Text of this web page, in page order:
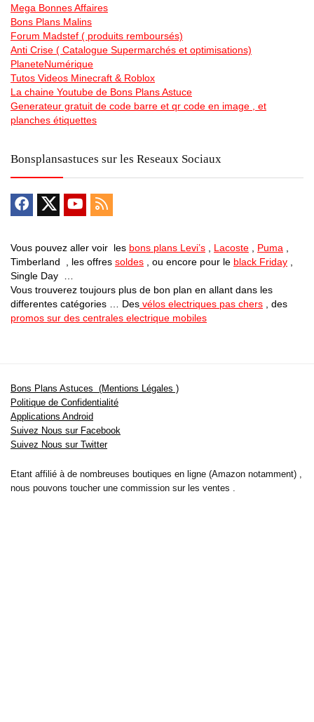
Mega Bonnes Affaires
Bons Plans Malins
Forum Madstef ( produits remboursés)
Anti Crise ( Catalogue Supermarchés et optimisations)
PlaneteNumérique
Tutos Videos Minecraft & Roblox
La chaine Youtube de Bons Plans Astuce
Generateur gratuit de code barre et qr code en image , et
planches étiquettes
Bonsplansastuces sur les Reseaux Sociaux
Vous pouvez aller voir les bons plans Levi’s Lacoste Puma
Timberland , les offres soldes , ou encore pour le black Friday
Single Day …
Vous trouverez toujours plus de bon plan en allant dans les
differentes catégories … Des vélos electriques pas chers , des
promos sur des centrales electrique mobiles
Bons Plans Astuces (Mentions Légales )
Politique de Confidentialité
Applications Android
Suivez Nous sur Facebook
Suivez Nous sur Twitter
Etant affilié à de nombreuses boutiques en ligne (Amazon notamment) ,
nous pouvons toucher une commission sur les ventes .